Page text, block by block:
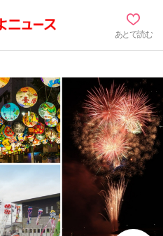
あとで読む